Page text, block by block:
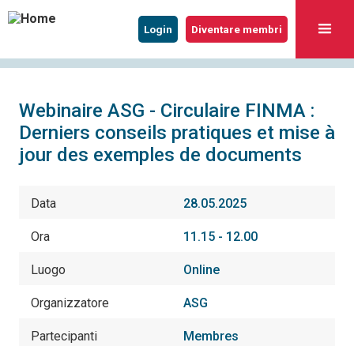
Diventare membri
Login
Webinaire ASG - Circulaire FINMA :
Derniers conseils pratiques et mise à
jour des exemples de documents
Data 28.05.2025
Ora 11.15 - 12.00
Luogo Online
Organizzatore ASG
Partecipanti Membres